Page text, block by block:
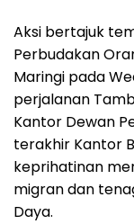
Aksi bertajuk
Perbudakan
Maringi pada
perjalanan
Kantor Dewan
terakhir Kantor
keprihatinan
migran dan
Daya.